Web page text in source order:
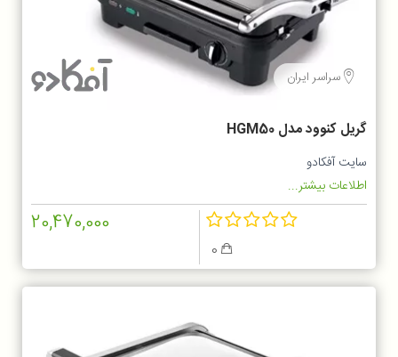
سراسر ایران
گریل کنوود مدل HGM50
سایت آفکادو
اطلاعات بیشتر...
0
20,470,000